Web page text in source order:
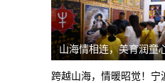
现在诉求退款
重庆鑫茂丰硕汽
5000元不予退还
大安市邮政储蓄
山海情相连，美育润童
跨越山海，情暖昭觉！